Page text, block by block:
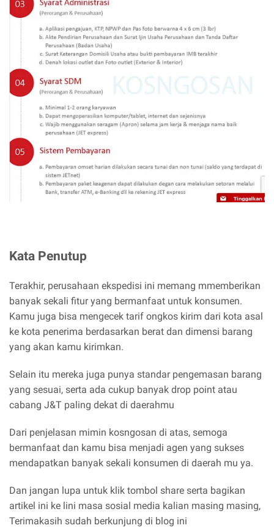
Kata Penutup
Terakhir, perusahaan ekspedisi ini memang mmemberikan
banyak sekali fitur yang bermanfaat untuk konsumen.
Kamu juga bisa mengecek tarif ongkos kirim dari kota asal
ke kota penerima berdasarkan berat dan dimensi barang
yang akan kamu kirimkan.
Selain itu mereka juga punya standar pengemasan barang
yang sesuai, serta ada cukup banyak drop point atau
cabang J&T paling dekat di daerahmu
Dari penjelasan mimin kosngosan di atas, semoga
bermanfaat dan kamu bisa menjadi agen yang sukses
mendapatkan banyak sekali konsumen di daerah mu ya.
Dan jangan lupa untuk klik tombol share serta bagikan
artikel ini ke lini masa sosial media kalian masing masing,
Terimakasih sudah berkunjung di blog ini